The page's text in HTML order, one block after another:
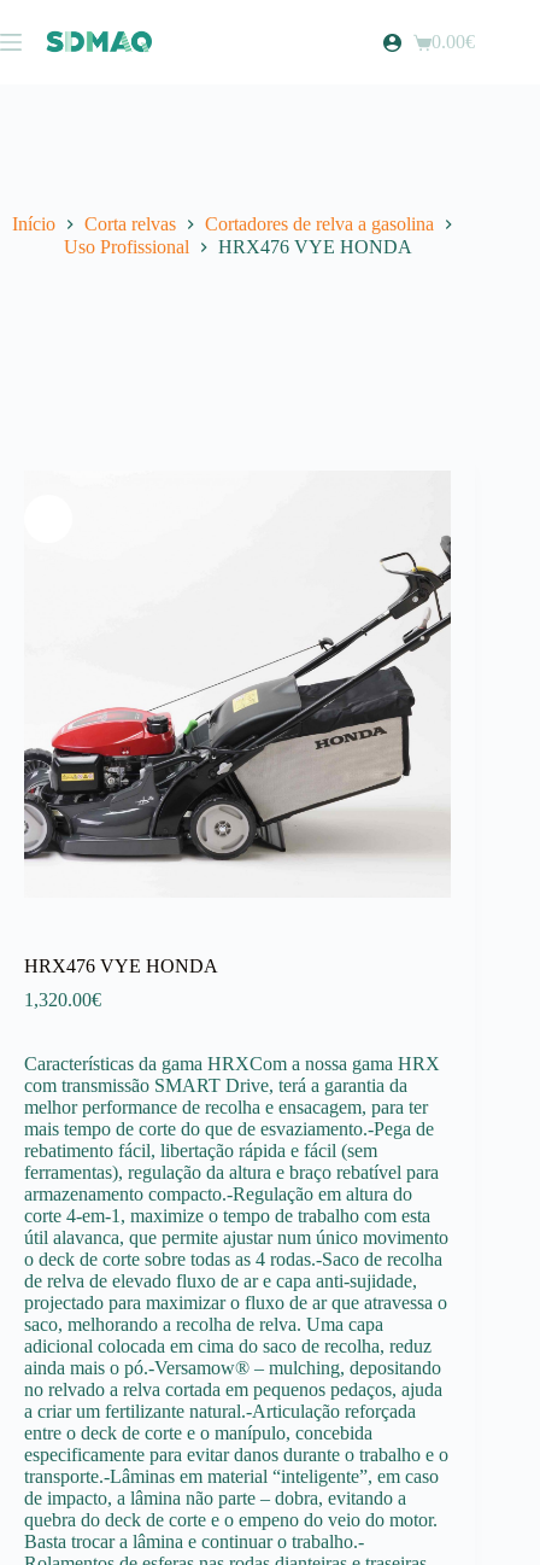
para
o
Carrinho
0.00€
Início Corta relvas
Cortadores de relva a gasolina
Uso Profissional
HRX476 VYE HONDA
HRX476 VYE HONDA
1,320.00€
Características da gama HRXCom a nossa gama HRX
com transmissão SMART Drive, terá a garantia da
melhor performance de recolha e ensacagem, para ter
mais tempo de corte do que de esvaziamento.-Pega de
rebatimento fácil, libertação rápida e fácil (sem
ferramentas), regulação da altura e braço rebatível para
armazenamento compacto.-Regulação em altura do
corte 4-em-1, maximize o tempo de trabalho com esta
útil alavanca, que permite ajustar num único movimento
o deck de corte sobre todas as 4 rodas.-Saco de recolha
de relva de elevado fluxo de ar e capa anti-sujidade,
projectado para maximizar o fluxo de ar que atravessa o
saco, melhorando a recolha de relva. Uma capa
adicional colocada em cima do saco de recolha, reduz
ainda mais o pó.-Versamow® – mulching, depositando
no relvado a relva cortada em pequenos pedaços, ajuda
a criar um fertilizante natural.-Articulação reforçada
entre o deck de corte e o manípulo, concebida
especificamente para evitar danos durante o trabalho e o
transporte.-Lâminas em material “inteligente”, em caso
de impacto, a lâmina não parte – dobra, evitando a
quebra do deck de corte e o empeno do veio do motor.
Basta trocar a lâmina e continuar o trabalho.-